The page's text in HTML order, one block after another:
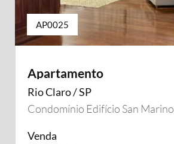
AP0025
Apartamento
Rio Claro / SP
Condomínio Edifício San Marino
Venda